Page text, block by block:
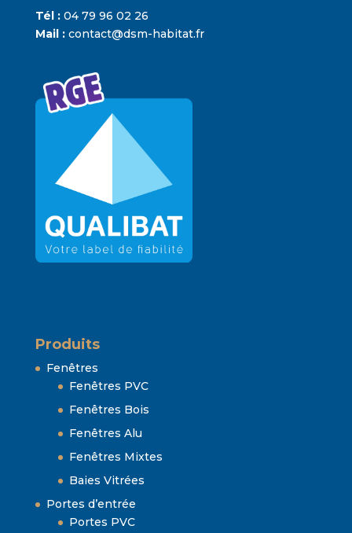
Tél : 04 79 96 02 26
Mail : contact@dsm-habitat.fr
Produits
Fenêtres
Fenêtres PVC
Fenêtres Bois
Fenêtres Alu
Fenêtres Mixtes
Baies Vitrées
Portes d’entrée
Portes PVC